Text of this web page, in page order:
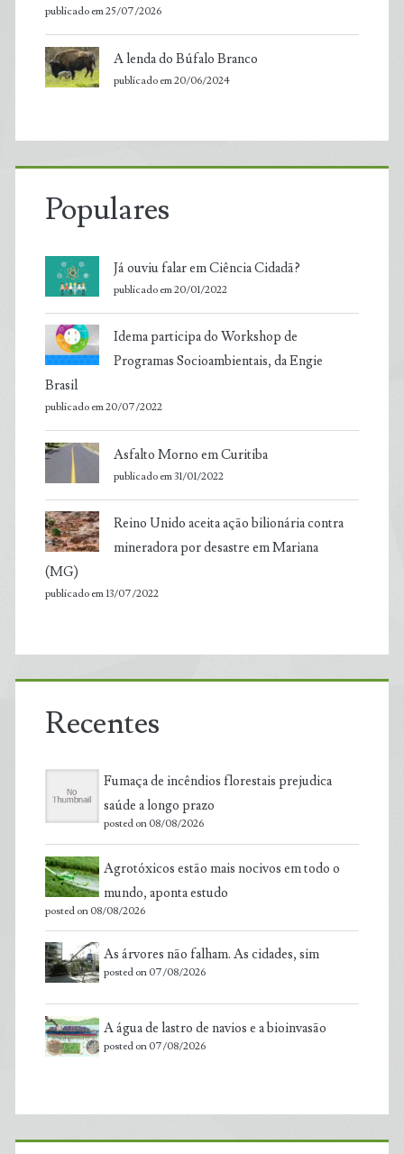
publicado em 25/07/2026
A lenda do Búfalo Branco
publicado em 20/06/2024
Populares
Já ouviu falar em Ciência Cidadã?
publicado em 20/01/2022
Idema participa do Workshop de
Programas Socioambientais, da Engie
Brasil
publicado em 20/07/2022
Asfalto Morno em Curitiba
publicado em 31/01/2022
Reino Unido aceita ação bilionária contra
mineradora por desastre em Mariana
(MG)
publicado em 13/07/2022
Recentes
Fumaça de incêndios florestais prejudica
saúde a longo prazo
posted on 08/08/2026
Agrotóxicos estão mais nocivos em todo o
mundo, aponta estudo
posted on 08/08/2026
As árvores não falham. As cidades, sim
posted on 07/08/2026
A água de lastro de navios e a bioinvasão
posted on 07/08/2026